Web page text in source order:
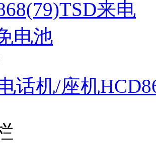
星
道顿
普印力
话机/座机